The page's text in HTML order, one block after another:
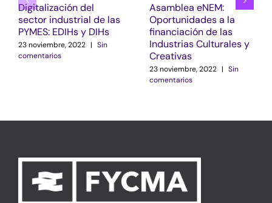
Digitalización del
sector industrial de las
PYMES: EDIHs y DIHs
23 noviembre, 2022 | Sin
comentarios
Asamblea eNEM:
Oportunidades a la
financiación de las
Industrias Culturales y
Creativas
23 noviembre, 2022 | Sin
comentarios